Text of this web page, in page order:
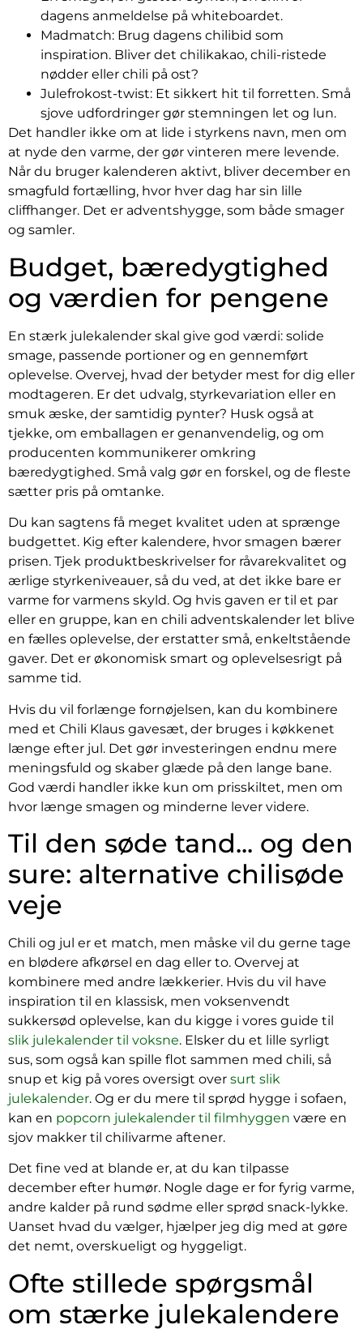
dagens anmeldelse på whiteboardet.
Madmatch: Brug dagens chilibid som
inspiration. Bliver det chilikakao, chili-ristede
nødder eller chili på ost?
Julefrokost-twist: Et sikkert hit til forretten. Små
sjove udfordringer gør stemningen let og lun.
Det handler ikke om at lide i styrkens navn, men om
at nyde den varme, der gør vinteren mere levende.
Når du bruger kalenderen aktivt, bliver december en
smagfuld fortælling, hvor hver dag har sin lille
cliffhanger. Det er adventshygge, som både smager
og samler.
Budget, bæredygtighed
og værdien for pengene
En stærk julekalender skal give god værdi: solide
smage, passende portioner og en gennemført
oplevelse. Overvej, hvad der betyder mest for dig eller
modtageren. Er det udvalg, styrkevariation eller en
smuk æske, der samtidig pynter? Husk også at
tjekke, om emballagen er genanvendelig, og om
producenten kommunikerer omkring
bæredygtighed. Små valg gør en forskel, og de fleste
sætter pris på omtanke.
Du kan sagtens få meget kvalitet uden at sprænge
budgettet. Kig efter kalendere, hvor smagen bærer
prisen. Tjek produktbeskrivelser for råvarekvalitet og
ærlige styrkeniveauer, så du ved, at det ikke bare er
varme for varmens skyld. Og hvis gaven er til et par
eller en gruppe, kan en chili adventskalender let blive
en fælles oplevelse, der erstatter små, enkeltstående
gaver. Det er økonomisk smart og oplevelsesrigt på
samme tid.
Hvis du vil forlænge fornøjelsen, kan du kombinere
med et Chili Klaus gavesæt, der bruges i køkkenet
længe efter jul. Det gør investeringen endnu mere
meningsfuld og skaber glæde på den lange bane.
God værdi handler ikke kun om prisskiltet, men om
hvor længe smagen og minderne lever videre.
Til den søde tand... og den
sure: alternative chilisøde
veje
Chili og jul er et match, men måske vil du gerne tage
en blødere afkørsel en dag eller to. Overvej at
kombinere med andre lækkerier. Hvis du vil have
inspiration til en klassisk, men voksenvendt
sukkersød oplevelse, kan du kigge i vores guide til
slik julekalender til voksne. Elsker du et lille syrligt
sus, som også kan spille flot sammen med chili, så
snup et kig på vores oversigt over surt slik
julekalender. Og er du mere til sprød hygge i sofaen,
kan en popcorn julekalender til filmhyggen være en
sjov makker til chilivarme aftener.
Det fine ved at blande er, at du kan tilpasse
december efter humør. Nogle dage er for fyrig varme,
andre kalder på rund sødme eller sprød snack-lykke.
Uanset hvad du vælger, hjælper jeg dig med at gøre
det nemt, overskueligt og hyggeligt.
Ofte stillede spørgsmål
om stærke julekalendere